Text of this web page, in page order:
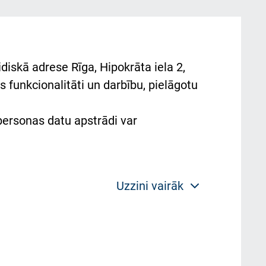
adrese Rīga, Hipokrāta iela 2,
funkcionalitāti un darbību, pielāgotu
datu apstrādi var
Uzzini vairāk